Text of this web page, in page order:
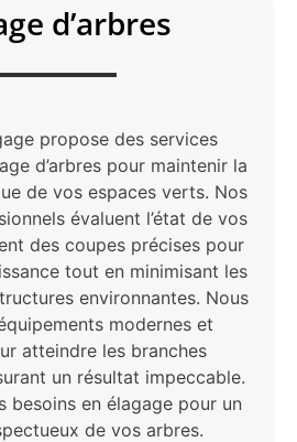
d’arbres
propose des services
d’arbres pour maintenir la
de vos espaces verts. Nos
évaluent l’état de vos
des coupes précises pour
tout en minimisant les
environnantes. Nous
modernes et
atteindre les branches
un résultat impeccable.
besoins en élagage pour un
de vos arbres.